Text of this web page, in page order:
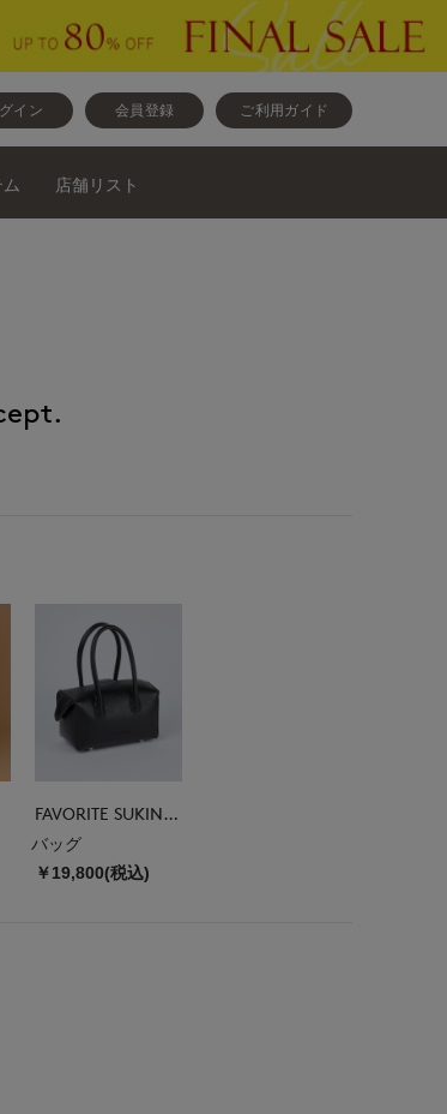
イン 会員登録 ご利用ガイド
店舗リスト
FAVORITE SUKINAMONO
バッグ
￥19,800(税込)